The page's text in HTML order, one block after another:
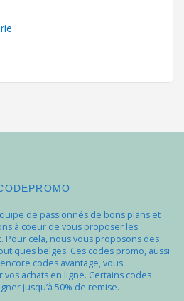
de passionnés de bons plans et
à coeur de vous proposer les
cela, nous vous proposons des
belges. Ces codes promo, aussi
codes avantage, vous
achats en ligne. Certains codes
jusqu’à 50% de remise.